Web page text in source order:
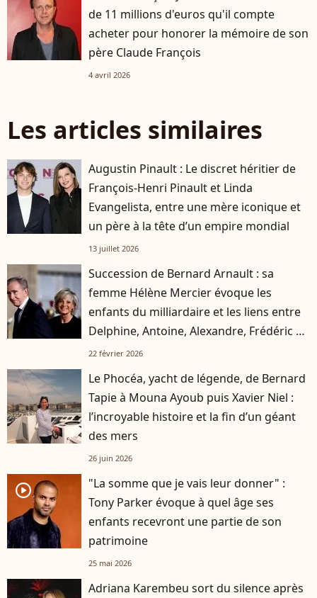
de 11 millions d'euros qu'il compte
acheter pour honorer la mémoire de son
père Claude François
4 avril 2026
Les articles similaires
Augustin Pinault : Le discret héritier de
François-Henri Pinault et Linda
Evangelista, entre une mère iconique et
un père à la tête d’un empire mondial
13 juillet 2026
Succession de Bernard Arnault : sa
femme Hélène Mercier évoque les
enfants du milliardaire et les liens entre
Delphine, Antoine, Alexandre, Frédéric et
Jean
22 février 2026
Le Phocéa, yacht de légende, de Bernard
Tapie à Mouna Ayoub puis Xavier Niel :
l’incroyable histoire et la fin d’un géant
des mers
26 juin 2026
player2
"La somme que je vais leur donner" :
Tony Parker évoque à quel âge ses
enfants recevront une partie de son
patrimoine
25 mai 2026
Adriana Karembeu sort du silence après